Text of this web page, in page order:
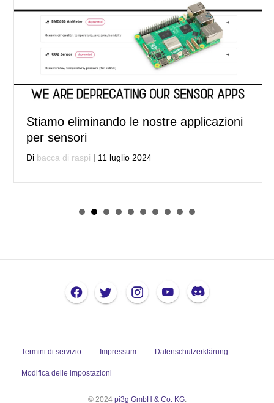
Stiamo eliminando le nostre applicazioni
per sensori
Di bacca di raspi | 11 luglio 2024
Termini di servizio Impressum Datenschutzerklärung
Modifica delle impostazioni
© 2024 pi3g GmbH & Co. KG: